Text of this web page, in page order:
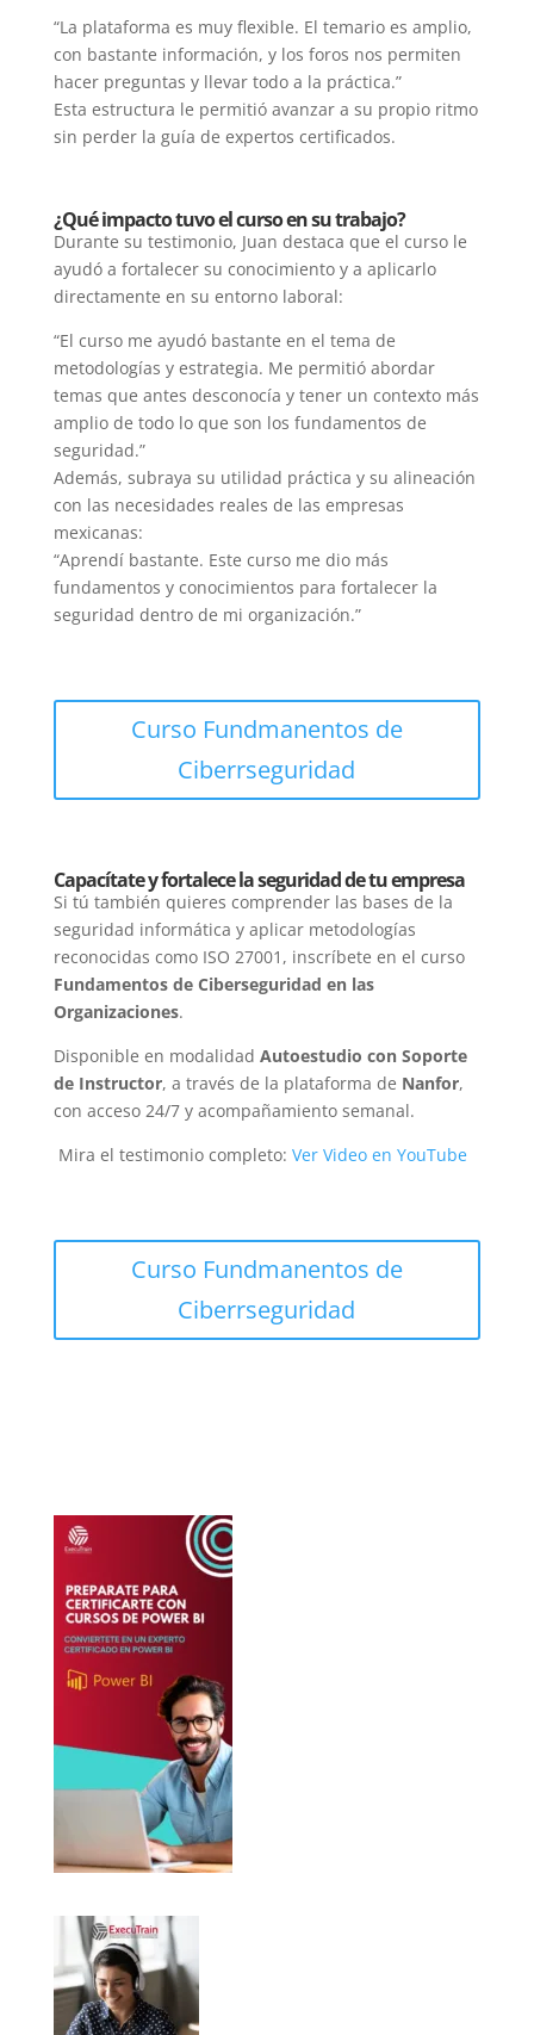
“La plataforma es muy flexible. El temario es amplio,
con bastante información, y los foros nos permiten
hacer preguntas y llevar todo a la práctica.”
Esta estructura le permitió avanzar a su propio ritmo
sin perder la guía de expertos certificados.
¿Qué impacto tuvo el curso en su trabajo?
Durante su testimonio, Juan destaca que el curso le
ayudó a fortalecer su conocimiento y a aplicarlo
directamente en su entorno laboral:
“El curso me ayudó bastante en el tema de
metodologías y estrategia. Me permitió abordar
temas que antes desconocía y tener un contexto más
amplio de todo lo que son los fundamentos de
seguridad.”
Además, subraya su utilidad práctica y su alineación
con las necesidades reales de las empresas
mexicanas:
“Aprendí bastante. Este curso me dio más
fundamentos y conocimientos para fortalecer la
seguridad dentro de mi organización.”
Curso Fundmanentos de
Ciberrseguridad
Capacítate y fortalece la seguridad de tu empresa
Si tú también quieres comprender las bases de la
seguridad informática y aplicar metodologías
reconocidas como ISO 27001, inscríbete en el curso
Fundamentos de Ciberseguridad en las
Organizaciones.
Disponible en modalidad Autoestudio con Soporte
de Instructor, a través de la plataforma de Nanfor,
con acceso 24/7 y acompañamiento semanal.
Mira el testimonio completo: Ver Video en YouTube
Curso Fundmanentos de
Ciberrseguridad